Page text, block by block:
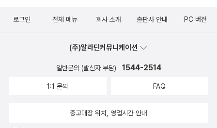
로그인 전체 메뉴 회사 소개 출판사 안내 PC 버전
(주)알라딘커뮤니케이션
일반문의 (발신자 부담) 1544-2514
1:1 문의 FAQ
중고매장 위치, 영업시간 안내